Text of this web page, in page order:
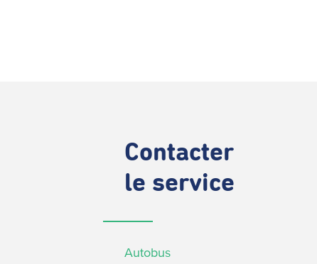
Contacter
le service
Autobus